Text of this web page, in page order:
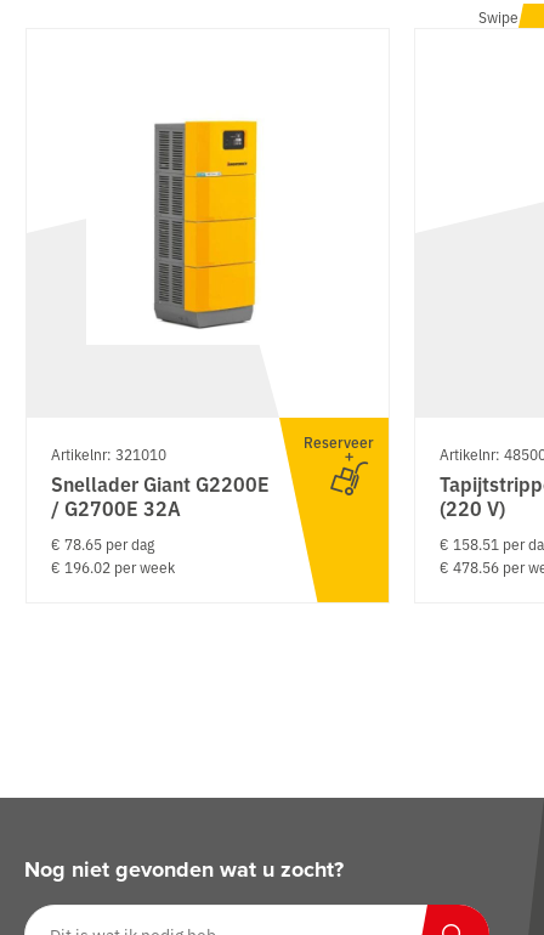
Swipe
Artikelnr: 321010
Snellader Giant G2200E
/ G2700E 32A
€ 78.65 per dag
€ 196.02 per week
Reserveer
Artikelnr:
(220 V)
€ 158.51 per
€ 478.56 per
Nog niet gevonden wat u zocht?
Zoeken op website